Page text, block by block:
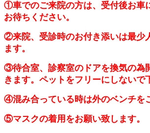
①車でのご来院の方は、受付後お車
お待ちください。
②来院、受診時のお付き添いは最少
ます。
③待合室、診察室のドアを換気の為
きます。ペットをフリーにしないで
④混み合っている時は外のベンチを
⑤マスクの着用をお願い致します。